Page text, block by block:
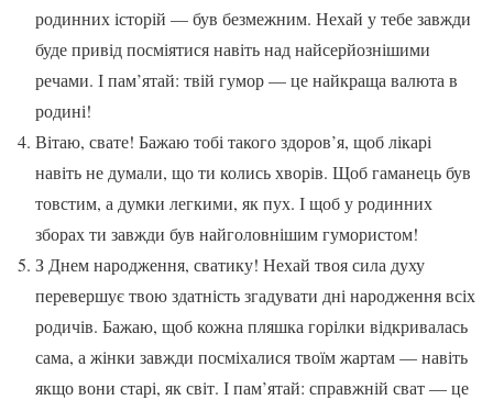
родинних історій — був безмежним. Нехай у тебе завжди
буде привід посміятися навіть над найсерйознішими
речами. І пам’ятай: твій гумор — це найкраща валюта в
родині!
Вітаю, свате! Бажаю тобі такого здоров’я, щоб лікарі
навіть не думали, що ти колись хворів. Щоб гаманець був
товстим, а думки легкими, як пух. І щоб у родинних
зборах ти завжди був найголовнішим гумористом!
З Днем народження, сватику! Нехай твоя сила духу
перевершує твою здатність згадувати дні народження всіх
родичів. Бажаю, щоб кожна пляшка горілки відкривалась
сама, а жінки завжди посміхалися твоїм жартам — навіть
якщо вони старі, як світ. І пам’ятай: справжній сват — це